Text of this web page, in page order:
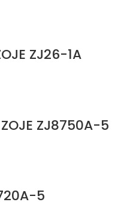
ZJ26-1A
ZJ8750A-5
5